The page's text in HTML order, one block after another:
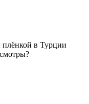
в Турции